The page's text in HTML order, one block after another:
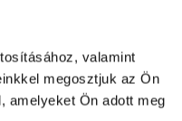
valamint
megosztjuk az Ön
amelyeket Ön adott meg